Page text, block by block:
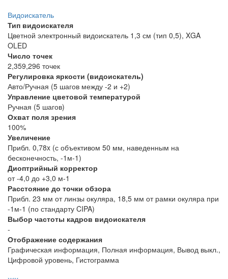
Видоискатель
Тип видоискателя
Цветной электронный видоискатель 1,3 см (тип 0,5), XGA
OLED
Число точек
2,359,296 точек
Регулировка яркости (видоискатель)
Авто/Ручная (5 шагов между -2 и +2)
Управление цветовой температурой
Ручная (5 шагов)
Охват поля зрения
100%
Увеличение
Прибл. 0,78x (с объективом 50 мм, наведенным на
бесконечность, -1м-1)
Диоптрийный корректор
от -4,0 до +3,0 м-1
Расстояние до точки обзора
Прибл. 23 мм от линзы окуляра, 18,5 мм от рамки окуляра при
-1м-1 (по стандарту CIPA)
Выбор частоты кадров видоискателя
-
Отображение содержания
Графическая информация, Полная информация, Вывод выкл.,
Цифровой уровень, Гистограмма